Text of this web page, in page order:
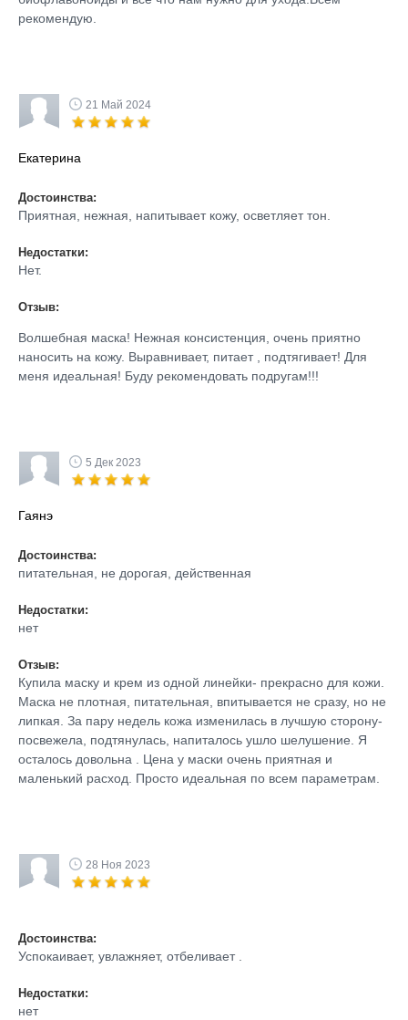
рекомендую.
21 Май 2024
Екатерина
Достоинства:
Приятная, нежная, напитывает кожу, осветляет тон.
Недостатки:
Нет.
Отзыв:
Волшебная маска! Нежная консистенция, очень приятно
наносить на кожу. Выравнивает, питает , подтягивает! Для
меня идеальная! Буду рекомендовать подругам!!!
5 Дек 2023
Гаянэ
Достоинства:
питательная, не дорогая, действенная
Недостатки:
нет
Отзыв:
Купила маску и крем из одной линейки- прекрасно для кожи.
Маска не плотная, питательная, впитывается не сразу, но не
липкая. За пару недель кожа изменилась в лучшую сторону-
посвежела, подтянулась, напиталось ушло шелушение. Я
осталось довольна . Цена у маски очень приятная и
маленький расход. Просто идеальная по всем параметрам.
28 Ноя 2023
Достоинства:
Успокаивает, увлажняет, отбеливает .
Недостатки:
нет